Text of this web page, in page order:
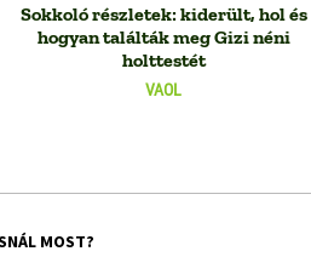
VAOL
Sokkoló részletek: kiderült, hol és
hogyan találták meg Gizi néni
holttestét
MOST?